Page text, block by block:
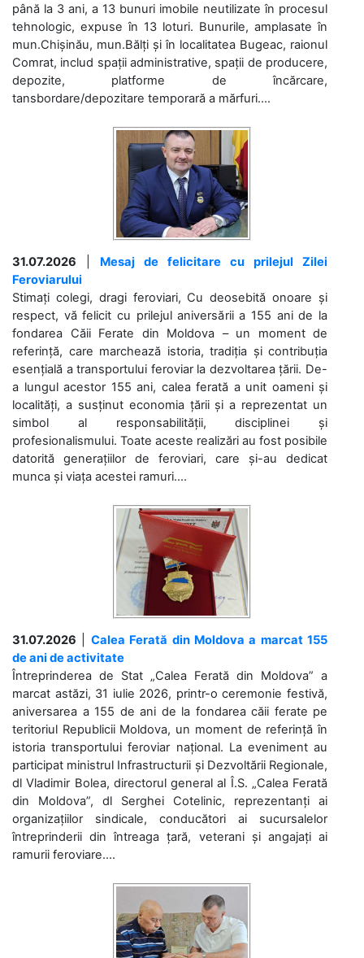
până la 3 ani, a 13 bunuri imobile neutilizate în procesul
tehnologic, expuse în 13 loturi. Bunurile, amplasate în
mun.Chișinău, mun.Bălți și în localitatea Bugeac, raionul
Comrat, includ spații administrative, spații de producere,
depozite, platforme de încărcare,
tansbordare/depozitare temporară a mărfuri....
31.07.2026
Mesaj de felicitare cu prilejul Zilei
Feroviarului
Stimați colegi, dragi feroviari, Cu deosebită onoare și
respect, vă felicit cu prilejul aniversării a 155 ani de la
fondarea Căii Ferate din Moldova – un moment de
referință, care marchează istoria, tradiția și contribuția
esențială a transportului feroviar la dezvoltarea țării. De-
a lungul acestor 155 ani, calea ferată a unit oameni și
localități, a susținut economia țării și a reprezentat un
simbol al responsabilității, disciplinei și
profesionalismului. Toate aceste realizări au fost posibile
datorită generațiilor de feroviari, care și-au dedicat
munca și viața acestei ramuri....
31.07.2026
Calea Ferată din Moldova a marcat 155
de ani de activitate
Întreprinderea de Stat „Calea Ferată din Moldova” a
marcat astăzi, 31 iulie 2026, printr-o ceremonie festivă,
aniversarea a 155 de ani de la fondarea căii ferate pe
teritoriul Republicii Moldova, un moment de referință în
istoria transportului feroviar național. La eveniment au
participat ministrul Infrastructurii și Dezvoltării Regionale,
dl Vladimir Bolea, directorul general al Î.S. „Calea Ferată
din Moldova”, dl Serghei Cotelinic, reprezentanți ai
organizațiilor sindicale, conducători ai sucursalelor
întreprinderii din întreaga țară, veterani și angajați ai
ramurii feroviare....